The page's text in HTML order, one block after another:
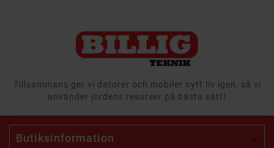
Tillsammans ger vi datorer och mobiler nytt liv igen, så vi
använder jordens resurser på bästa sätt!
Butiksinformation 